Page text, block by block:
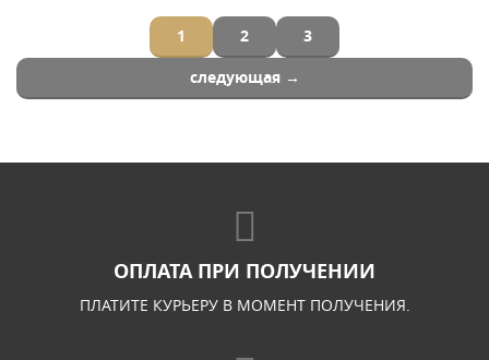
1 2
3
следующая →
ОПЛАТА ПРИ ПОЛУЧЕНИИ
ПЛАТИТЕ КУРЬЕРУ В МОМЕНТ ПОЛУЧЕНИЯ.